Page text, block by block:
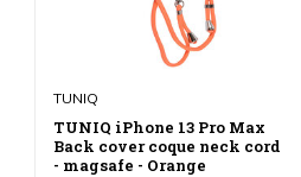
TUNIQ
TUNIQ iPhone 13 Pro Max
Back cover coque neck cord
- magsafe - Orange